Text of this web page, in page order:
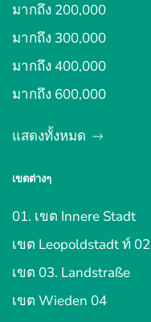
มากถึง 200,000
มากถึง 300,000
มากถึง 400,000
มากถึง 600,000
แสดงทั้งหมด
เขตต่างๆ
01. เขต Innere Stadt
เขต Leopoldstadt ท์ 02
เขต 03. Landstraße
เขต Wieden 04